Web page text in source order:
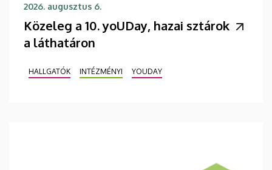
2026. augusztus 6.
Közeleg a 10. yoUDay, hazai sztárok
a láthatáron
HALLGATÓK INTÉZMÉNYI YOUDAY